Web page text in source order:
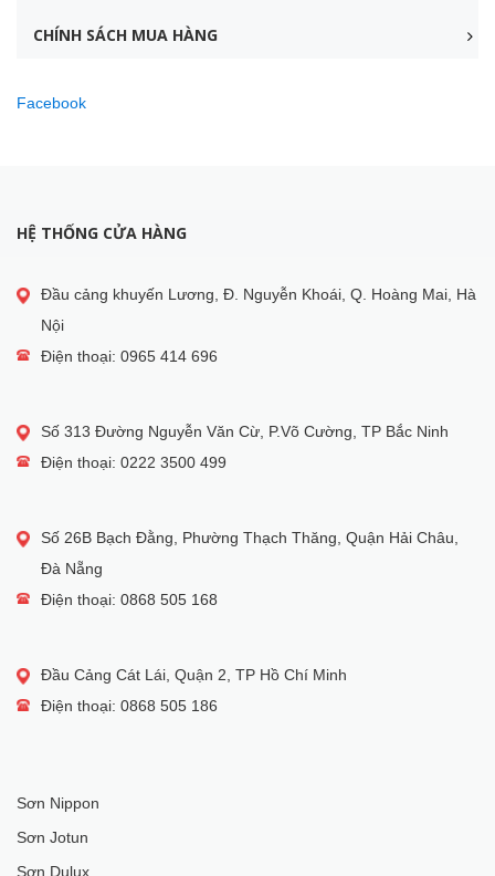
CHÍNH SÁCH MUA HÀNG
Facebook
HỆ THỐNG CỬA HÀNG
Đầu cảng khuyến Lương, Đ. Nguyễn Khoái, Q. Hoàng Mai, Hà
Nội
Điện thoại: 0965 414 696
Số 313 Đường Nguyễn Văn Cừ, P.Võ Cường, TP Bắc Ninh
Điện thoại: 0222 3500 499
Số 26B Bạch Đằng, Phường Thạch Thăng, Quận Hải Châu,
Đà Nẵng
Điện thoại: 0868 505 168
Đầu Cảng Cát Lái, Quận 2, TP Hồ Chí Minh
Điện thoại: 0868 505 186
Sơn Nippon
Sơn Jotun
Sơn Dulux